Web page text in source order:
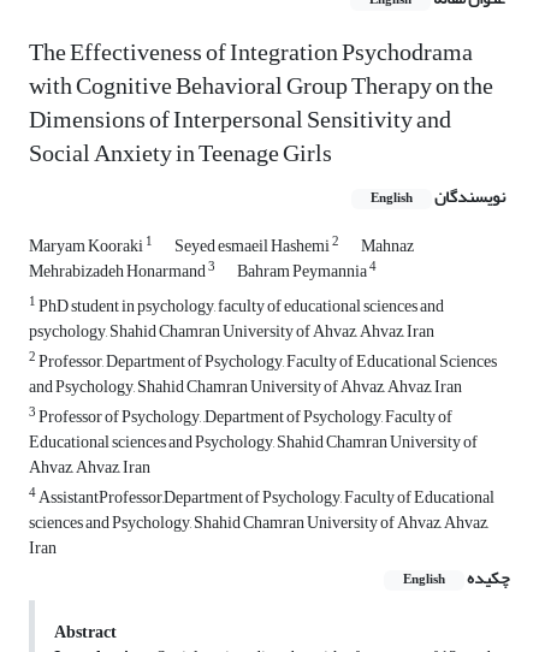
The Effectiveness of Integration Psychodrama
with Cognitive Behavioral Group Therapy on the
Dimensions of Interpersonal Sensitivity and
Social Anxiety in Teenage Girls
نویسندگان English
Maryam Kooraki1 Seyed esmaeil Hashemi2 Mahnaz
Mehrabizadeh Honarmand3 Bahram Peymannia4
1PhD student in psychology, faculty of educational sciences and
psychology, Shahid Chamran University of Ahvaz, Ahvaz, Iran
2Professor, Department of Psychology, Faculty of Educational Sciences
and Psychology, Shahid Chamran University of Ahvaz, Ahvaz, Iran
3Professor of Psychology, ,Department of Psychology, Faculty of
Educational sciences and Psychology, Shahid Chamran University of
Ahvaz, Ahvaz, Iran
4AssistantProfessor,Department of Psychology, Faculty of Educational
sciences and Psychology, Shahid Chamran University of Ahvaz, Ahvaz,
Iran
چکیده
English
Abstract